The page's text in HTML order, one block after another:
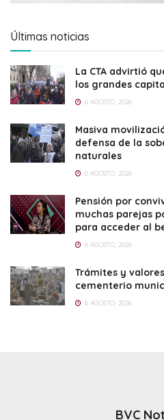
Últimas noticias
La CTA advirtió
los grandes
6 AGOSTO, 2026
Masiva
defensa de la
naturales
6 AGOSTO, 2026
Pensión por
muchas parejas
para acceder al
6 AGOSTO, 2026
Trámites y
cementerio
6 AGOSTO, 2026
BVC